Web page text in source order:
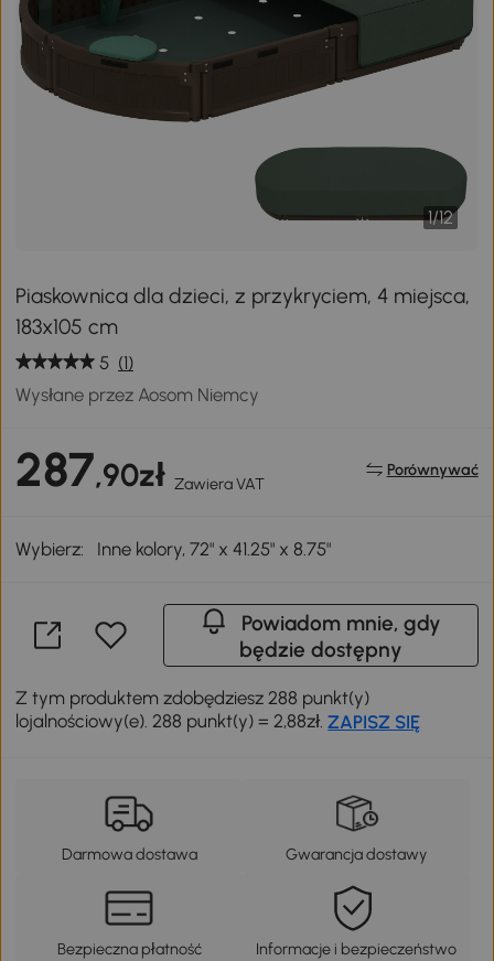
1/12
Piaskownica dla dzieci, z przykryciem, 4 miejsca,
183x105 cm
5 (1)
Wysłane przez Aosom Niemcy
287,90zł Zawiera VAT
Porównywać
Wybierz: Inne kolory, 72" x 41.25" x 8.75"
Powiadom mnie, gdy
będzie dostępny
Z tym produktem zdobędziesz 288 punkt(y)
lojalnościowy(e). 288 punkt(y) = 2,88zł.ZAPISZ SIĘ
Darmowa dostawa Gwarancja dostawy
Bezpieczna płatność Informacje i bezpieczeństwo